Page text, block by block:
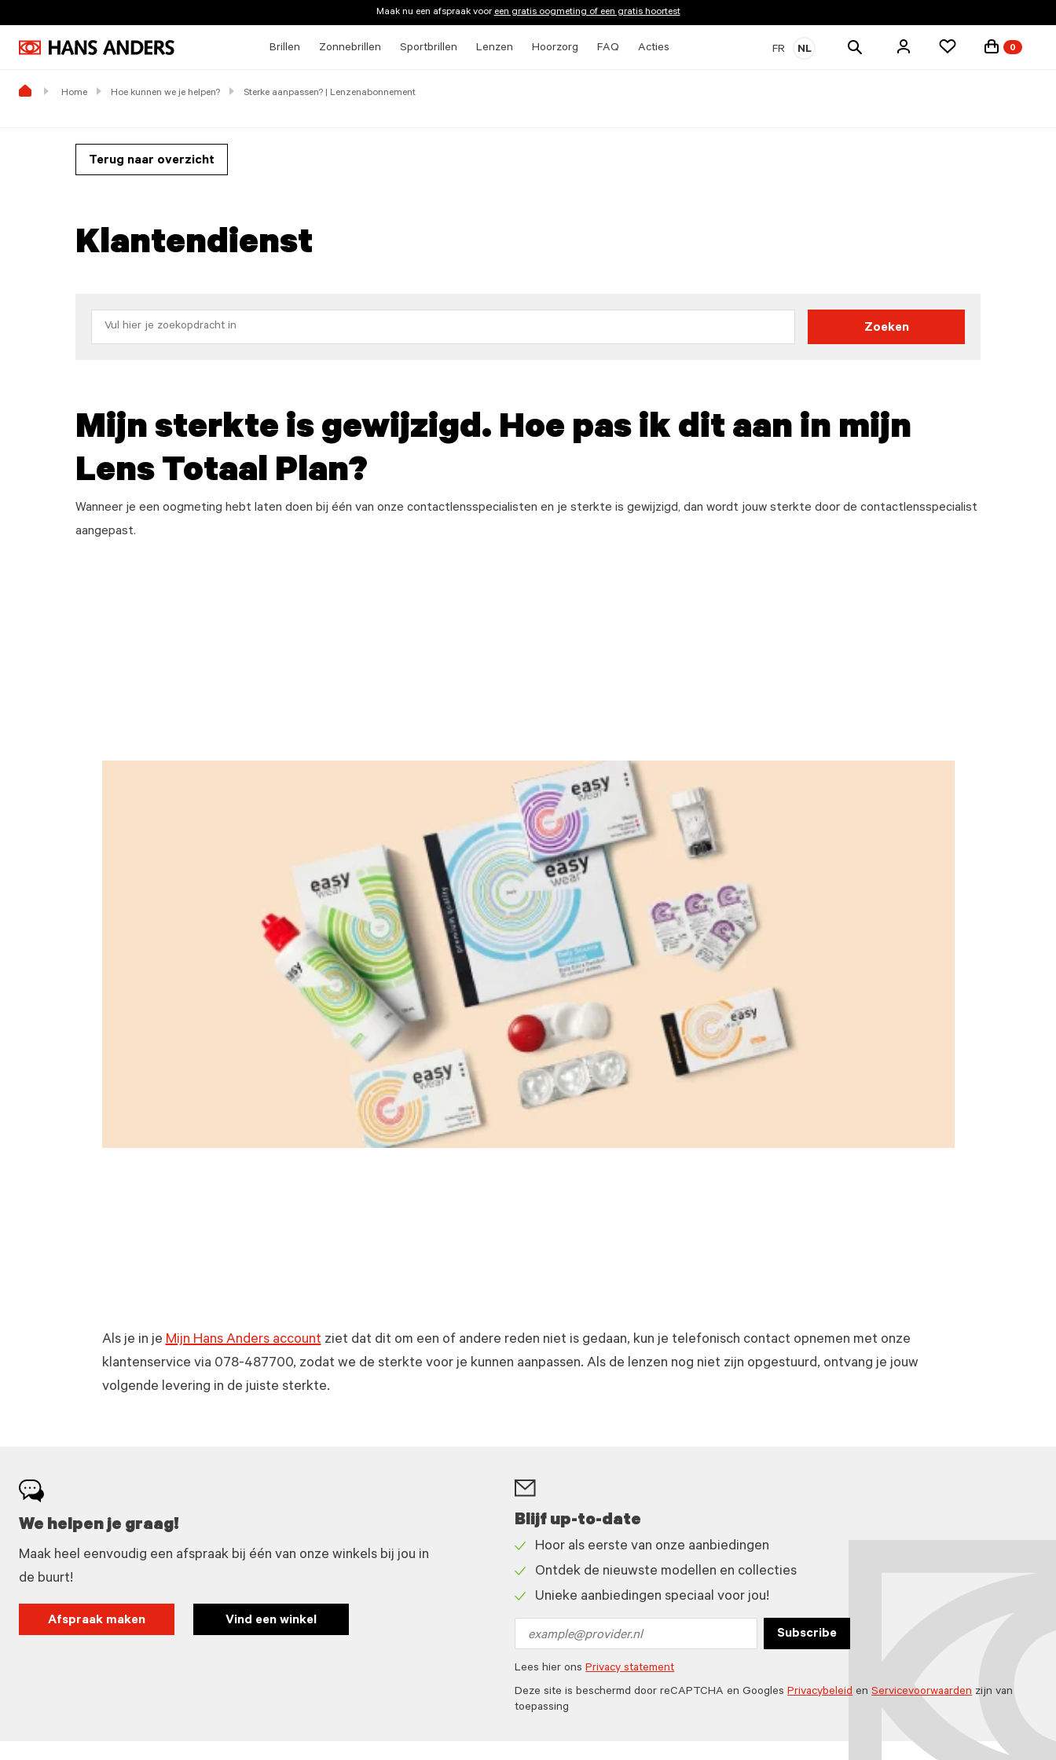
Maak nu een afspraak vooreen gratis oogmeting of een gratis hoortest
Brillen Zonnebrillen Sportbrillen Lenzen Hoorzorg FAQ Acties FR NL
Zoek
0
Home Hoe kunnen we je helpen? Sterke aanpassen? | Lenzenabonnement
Terug naar overzicht
Klantendienst
Zoeken
Mijn sterkte is gewijzigd. Hoe pas ik dit aan in mijn
Lens Totaal Plan?
Wanneer je een oogmeting hebt laten doen bij één van onze contactlensspecialisten en je sterkte is gewijzigd, dan wordt jouw sterkte door de contactlensspecialist
aangepast.
Als je in jeMijn Hans Anders accountziet dat dit om een of andere reden niet is gedaan, kun je telefonisch contact opnemen met onze
klantenservice via 078-487700, zodat we de sterkte voor je kunnen aanpassen. Als de lenzen nog niet zijn opgestuurd, ontvang je jouw
volgende levering in de juiste sterkte.
We helpen je graag!
Maak heel eenvoudig een afspraak bij één van onze winkels bij jou in
de buurt!
Afspraak maken Vind een winkel
Blijf up-to-date
icon
Hoor als eerste van onze aanbiedingen
icon
Ontdek de nieuwste modellen en collecties
Unieke aanbiedingen speciaal voor jou!
address
Subscribe
Lees hier onsPrivacy statement
Deze site is beschermd door reCAPTCHA en GooglesPrivacybeleidenServicevoorwaardenzijn van
toepassing